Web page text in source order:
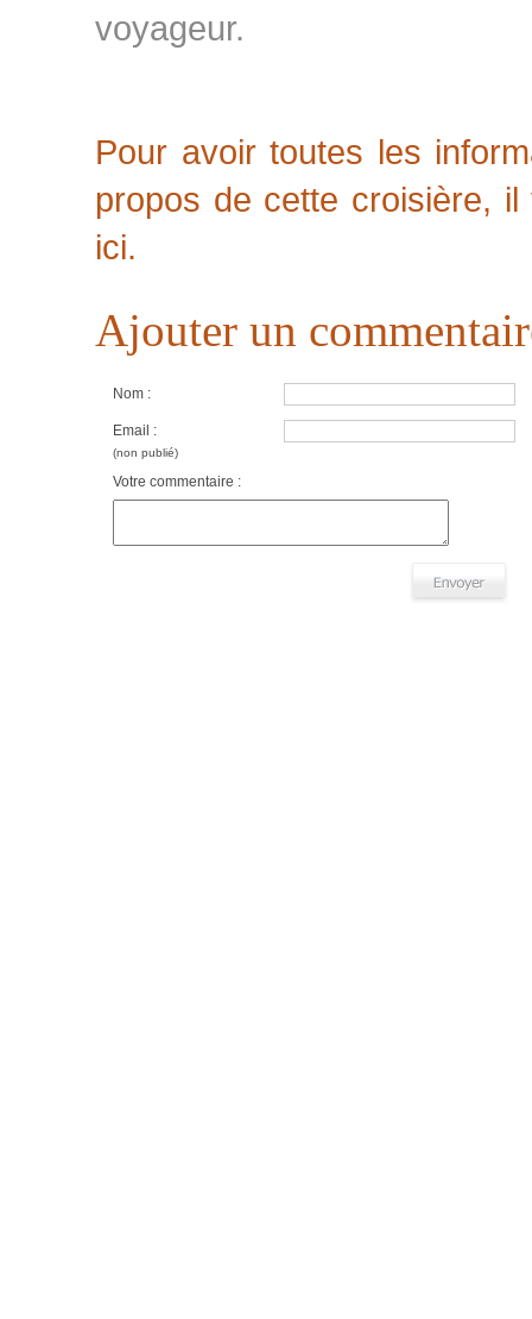
voyageur.
Pour avoir toutes les
propos de cette croisière,
ici.
Ajouter un
Nom :
Email :
(non publié)
Votre commentaire :